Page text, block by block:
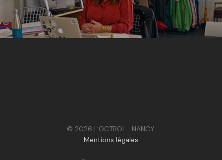
© 2026 L'OCTROI - NANCY.
Mentions légales